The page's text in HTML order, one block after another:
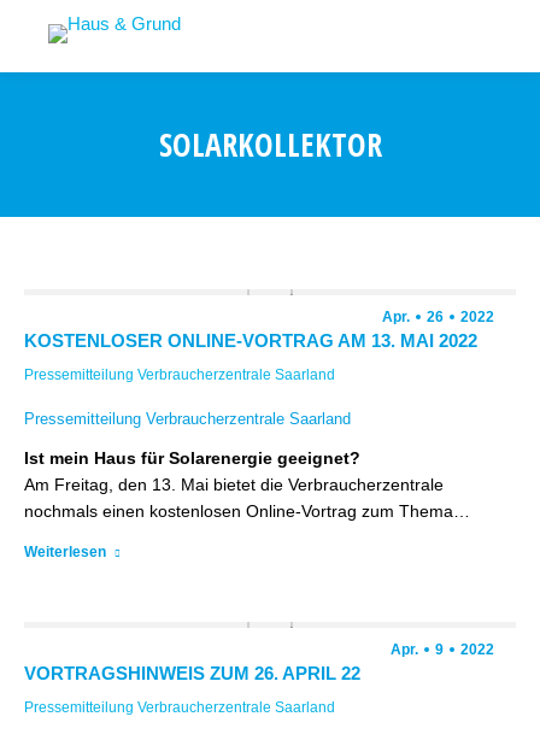
SOLARKOLLEKTOR
Apr. 26 2022
KOSTENLOSER ONLINE-VORTRAG AM 13. MAI 2022
Pressemitteilung Verbraucherzentrale Saarland
Pressemitteilung Verbraucherzentrale Saarland
Ist mein Haus für Solarenergie geeignet?
Am Freitag, den 13. Mai bietet die Verbraucherzentrale
nochmals einen kostenlosen Online-Vortrag zum Thema…
Weiterlesen
Apr. 9 2022
VORTRAGSHINWEIS ZUM 26. APRIL 22
Pressemitteilung Verbraucherzentrale Saarland